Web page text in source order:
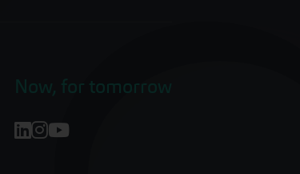
Now, for tomorrow